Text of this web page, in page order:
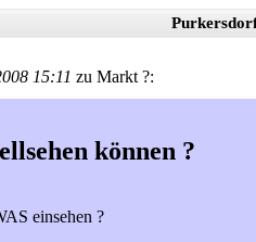
15:11 zu Markt ?:
können ?
einsehen ?